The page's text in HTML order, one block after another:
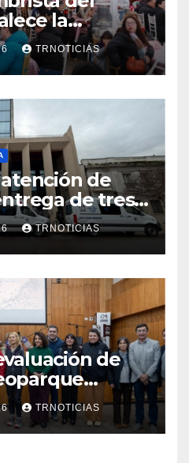
la
con positivo
y el
TRNOTICIAS
de
de tres
para
Familia
TRNOTICIAS
de
en el
TRNOTICIAS